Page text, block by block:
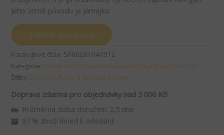
Jeho země původu je Jamajka.
Zobrazit dostupnost
Katalogové číslo: 5000281040912
Kategorie: Levné rumy: Překvapivá kvalita za přijatelnou cenu
Štítky: Lihoviny, Rumy a ochucené rumy
Doprava zdarma pro objednávky nad 5 000 Kč!
Průměrná doba doručení: 2,5 dne
97 % zboží ihned k odeslání!